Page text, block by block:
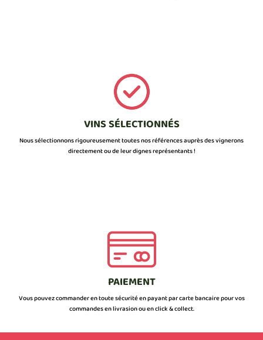
VINS SÉLECTIONNÉS
Nous sélectionnons rigoureusement toutes nos références auprès des vignerons
directement ou de leur dignes représentants !
PAIEMENT
Vous pouvez commander en toute sécurité en payant par carte bancaire pour vos
commandes en livrasion ou en click & collect.